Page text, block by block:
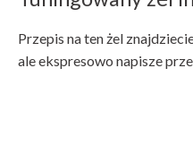
Przepis na ten żel
ale ekspresowo napisze